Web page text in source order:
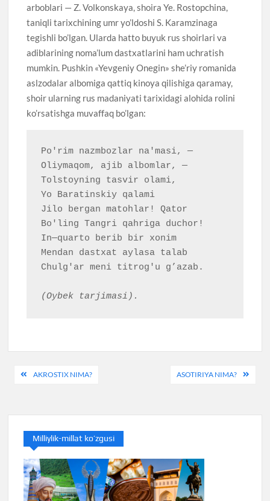
arboblari — Z. Volkonskaya, shoira Ye. Rostopchina,
taniqli tarixchining umr yo’ldoshi S. Karamzinaga
tegishli bo’lgan. Ularda hatto buyuk rus shoirlari va
adiblarining noma’lum dastxatlarini ham uchratish
mumkin. Pushkin «Yevgeniy Onegin» she’riy romanida
aslzodalar albomiga qattiq kinoya qilishiga qaramay,
shoir ularning rus madaniyati tarixidagi alohida rolini
ko’rsatishga muvaffaq bo’lgan:
Po'rim nazmbozlar na'masi, —
Oliymaqom, ajib albomlar, —
Tolstoyning tasvir olami,
Yo Baratinskiy qalami
Jilo bergan matohlar! Qator
Bo'ling Tangri qahriga duchor!
In—quarto berib bir xonim
Mendan dastxat aylasa talab
Chulg'ar meni titrog'u g’azab.
PostAKROSTIX NIMA? ASOTIRIYA NIMA?
Milliylik-millat ko’zgusi